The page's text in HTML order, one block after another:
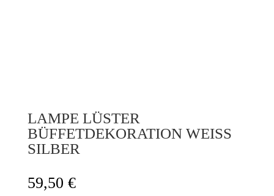
LAMPE LÜSTER
BÜFFETDEKORATION WEISS S
ILBER
59,50 €